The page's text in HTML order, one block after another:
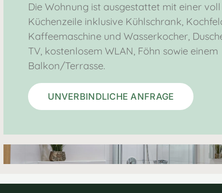
Die Wohnung ist ausgestattet mit einer
Küchenzeile inklusive Kühlschrank,
Kaffeemaschine und Wasserkocher,
TV, kostenlosem WLAN, Föhn sowie einem
Balkon/Terrasse.
UNVERBINDLICHE ANFRAGE